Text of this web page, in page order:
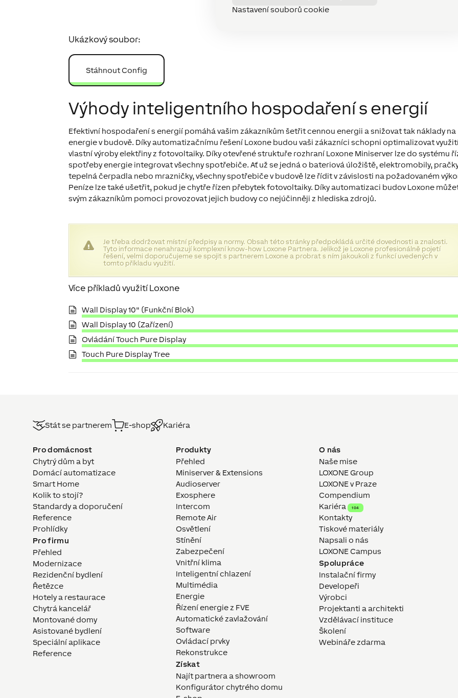
Nastavení souborů cookie
Ukázkový soubor:
Stáhnout Config
Výhody inteligentního hospodaření s energií
Efektivní hospodaření s energií pomáhá vašim zákazníkům šetřit cennou energii a snižovat tak náklady na
energie v budově. Díky automatizačnímu řešení Loxone budou vaši zákazníci schopni optimalizovat
vlastní výroby elektřiny z fotovoltaiky. Díky otevřené struktuře rozhraní Loxone Miniserver lze do systému
spotřeby energie integrovat všechny spotřebiče. Ať už se jedná o bateriová úložiště, elektromobily,
tepelná čerpadla nebo mrazničky, všechny spotřebiče v budově lze řídit v závislosti na požadovaném
Peníze lze také ušetřit, pokud je chytře řízen přebytek fotovoltaiky. Díky automatizaci budov Loxone
svým zákazníkům pomoci provozovat jejich budovy co nejúčinněji z hlediska zdrojů.
Je třeba dodržovat místní předpisy a normy. Obsah této stránky předpokládá určité dovednosti a znalosti.
Tyto informace nenahrazují komplexní know-how Loxone Partnera. Jelikož je Loxone profesionálně pojetí
řešení, velmi doporučujeme se spojit s partnerem Loxone a probrat s ním jakoukoli z funkcí uvedených v
tomto příkladu využití.
Více příkladů využití Loxone
Wall Display 10" (Funkční Blok)
Wall Display 10 (Zařízení)
Ovládání Touch Pure Display
Touch Pure Display Tree
Stát se partnerem E-shop Kariéra
Pro domácnost
Chytrý dům a byt
Domácí automatizace
Smart Home
Kolik to stojí?
Standardy a doporučení
Reference
Prohlídky
Pro firmu
Přehled
Modernizace
Rezidenční bydlení
Řetězce
Hotely a restaurace
Chytrá kancelář
Montované domy
Asistované bydlení
Speciální aplikace
Reference
Produkty
Přehled
Miniserver & Extensions
Audioserver
Exosphere
Intercom
Remote Air
Osvětlení
Stínění
Zabezpečení
Vnitřní klima
Inteligentní chlazení
Multimédia
Energie
Řízení energie z FVE
Automatické zavlažování
Software
Ovládací prvky
Rekonstrukce
Získat
Najít partnera a showroom
Konfigurátor chytrého domu
O nás
Naše mise
LOXONE Group
LOXONE v Praze
Compendium
Kariéra
104
Kontakty
Tiskové materiály
Napsali o nás
LOXONE Campus
Spolupráce
Instalační firmy
Developeři
Výrobci
Projektanti a architekti
Vzdělávací instituce
Školení
Webináře zdarma